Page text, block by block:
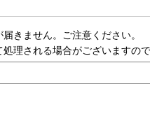
きません。ご注意ください。
理される場合がございますの